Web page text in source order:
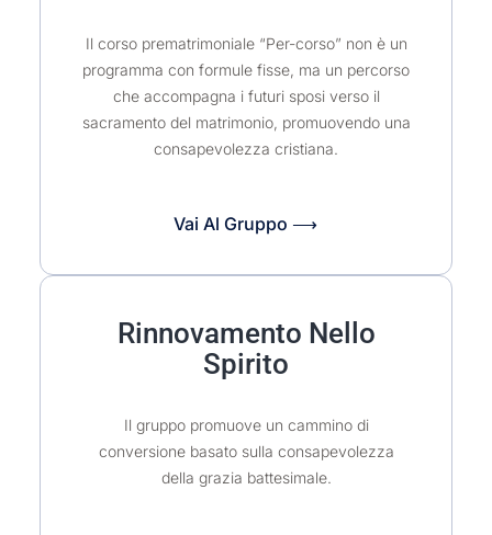
Il corso prematrimoniale “Per-corso” non è un
programma con formule fisse, ma un percorso
che accompagna i futuri sposi verso il
sacramento del matrimonio, promuovendo una
consapevolezza cristiana.
Vai Al Gruppo ⟶
Rinnovamento Nello
Spirito
Il gruppo promuove un cammino di
conversione basato sulla consapevolezza
della grazia battesimale.